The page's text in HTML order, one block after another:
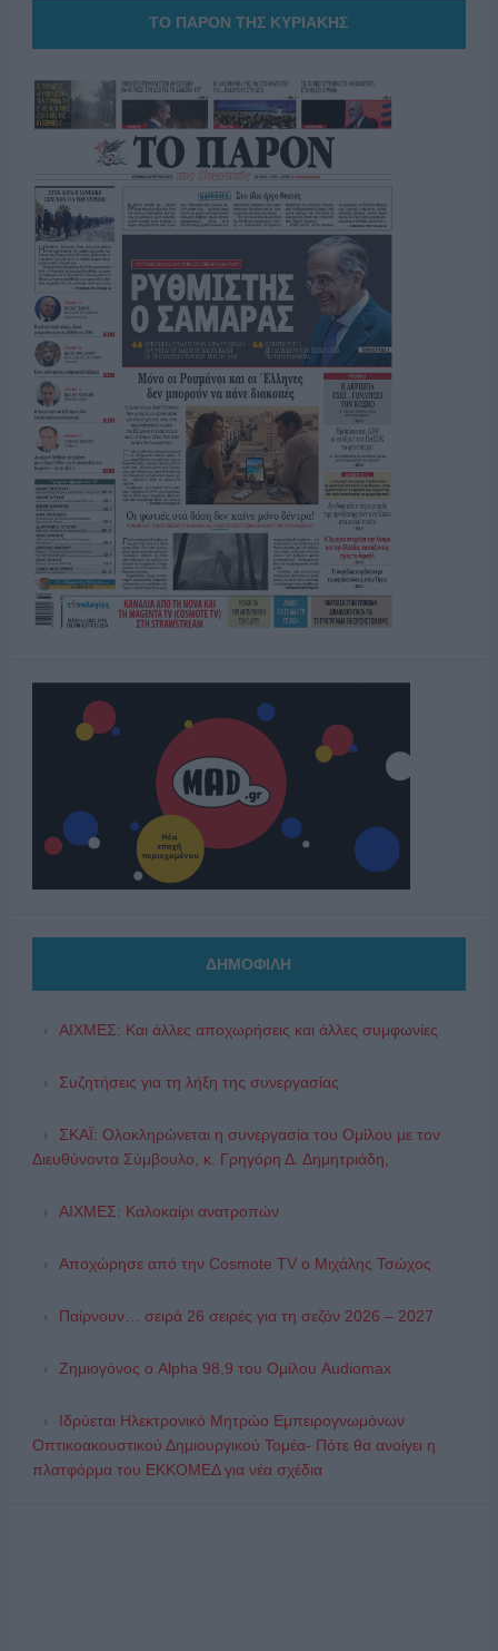
ΤΟ ΠΑΡΟΝ ΤΗΣ ΚΥΡΙΑΚΗΣ
ΔΗΜΟΦΙΛΗ
ΑΙΧΜΕΣ: Και άλλες αποχωρήσεις και άλλες συμφωνίες
Συζητήσεις για τη λήξη της συνεργασίας
ΣΚΑΪ: Ολοκληρώνεται η συνεργασία του Ομίλου με τον
Διευθύνοντα Σύμβουλο, κ. Γρηγόρη Δ. Δημητριάδη,
ΑΙΧΜΕΣ: Καλοκαίρι ανατροπών
Αποχώρησε από την Cosmote TV o Μιχάλης Τσώχος
Παίρνουν… σειρά 26 σειρές για τη σεζόν 2026 – 2027
Ζημιογόνος ο Alpha 98,9 του Ομίλου Audiomax
Ιδρύεται Ηλεκτρονικό Μητρώο Εμπειρογνωμόνων
Οπτικοακουστικού Δημιουργικού Τομέα- Πότε θα ανοίγει η
πλατφόρμα του ΕΚΚΟΜΕΔ για νέα σχέδια